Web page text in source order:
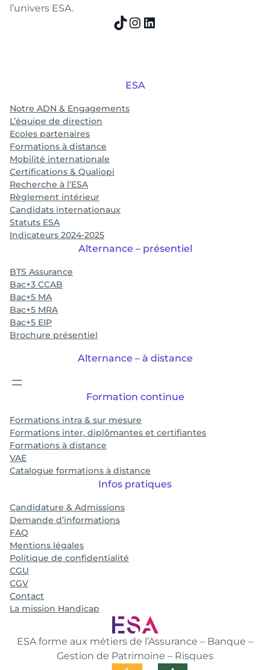
l’univers ESA.
TikTok
Instagram
LinkedIn
ESA forme aux métiers de l’Assurance – Banque –
Gestion de Patrimoine – Risques
ESA
Notre ADN & Engagements
L’équipe de direction
Ecoles partenaires
Formations à distance
Mobilité internationale
Certifications & Qualiopi
Recherche à l’ESA
Règlement intérieur
Candidats internationaux
Statuts ESA
Indicateurs 2024-2025
Alternance – présentiel
BTS Assurance
Bac+3 CCAB
Bac+5 MA
Bac+5 MRA
Bac+5 EIP
Brochure présentiel
Alternance – à distance
Formation continue
Formations intra & sur mesure
Formations inter, diplômantes et certifiantes
Formations à distance
VAE
Catalogue formations à distance
Infos pratiques
Candidature & Admissions
Demande d’informations
FAQ
Mentions légales
Politique de confidentialité
CGU
CGV
Contact
La mission Handicap